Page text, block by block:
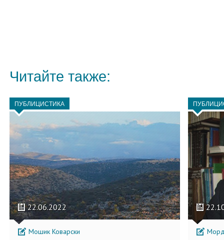
Читайте также:
ПУБЛИЦИСТИКА
22.06.2022
Мошик Коварски